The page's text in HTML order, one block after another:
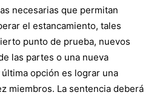
necesarias que permitan
el estancamiento, tales
punto de prueba, nuevos
las partes o una nueva
opción es lograr una
miembros. La sentencia deberá